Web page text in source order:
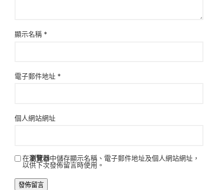
顯示名稱 *
電子郵件地址 *
個人網站網址
在瀏覽器中儲存顯示名稱、電子郵件地址及個人網站網址，
以供下次發佈留言時使用。